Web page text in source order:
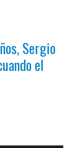
Sergio
el